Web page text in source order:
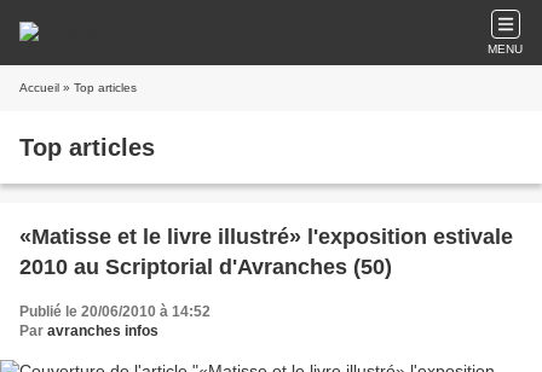
MENU
Accueil » Top articles
Top articles
«Matisse et le livre illustré» l'exposition estivale
2010 au Scriptorial d'Avranches (50)
Publié le 20/06/2010 à 14:52
Par avranches infos